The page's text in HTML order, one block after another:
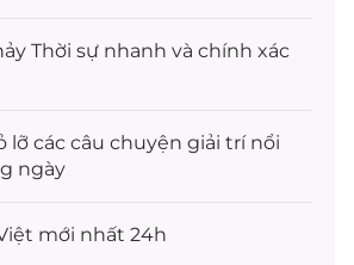
Thời sự nhanh và chính xác
lỡ các câu chuyện giải trínổi
ngày
mới nhất 24h